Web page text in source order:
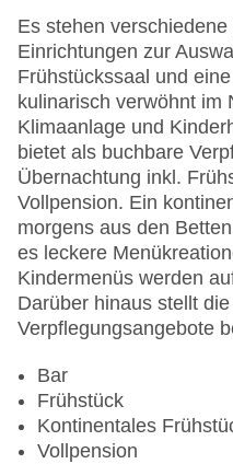
Anzahl der Aufzüge: 1
Haustiere
Zimmerservice
Sonnenterrasse
Gesamtanzahl der
Gesamtanzahl der
Pools:Beheizter
Pool, Liegen am Pool
Zahlungsarten:
EC Maestro,
Landeskategorie: 4
Es stehen
Einrichtungen zur
Frühstückssaal und
kulinarisch verwöhnt im
Klimaanlage und
bietet als buchbare
Übernachtung inkl.
Vollpension. Ein
morgens aus den
es leckere
Kindermenüs werden
Darüber hinaus stellt
Verpflegungsangebote
Bar
Frühstück
Kontinentales
Vollpension